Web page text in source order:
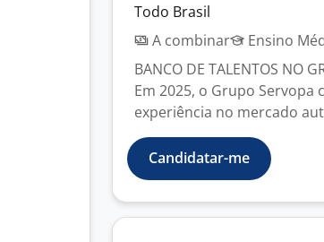
Todo Brasil
A combinar
Ensino
BANCO DE TALENTOS NO
Em 2025, o Grupo
experiência no mercado
Candidatar-me